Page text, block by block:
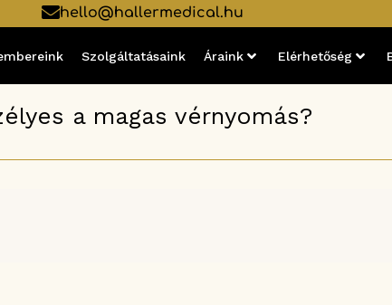
hello@hallermedical.hu
Szolgáltatásaink Áraink Elérhetőség
a magas vérnyomás?